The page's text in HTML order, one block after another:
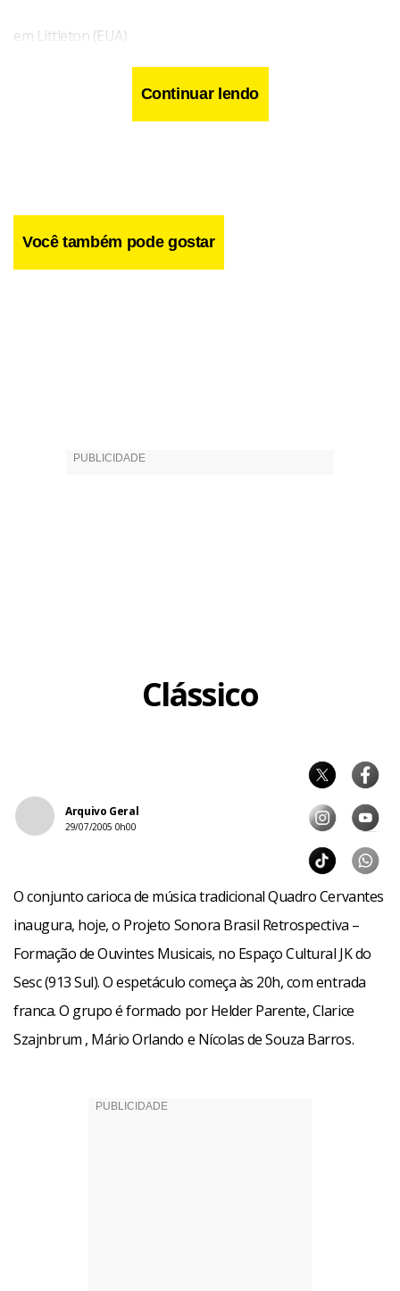
em Littleton (EUA).
Continuar lendo
Você também pode gostar
Clássico
Arquivo Geral
29/07/2005 0h00
O conjunto carioca de música tradicional Quadro Cervantes
inaugura, hoje, o Projeto Sonora Brasil Retrospectiva –
Formação de Ouvintes Musicais, no Espaço Cultural JK do
Sesc (913 Sul). O espetáculo começa às 20h, com entrada
franca. O grupo é formado por Helder Parente, Clarice
Szajnbrum , Mário Orlando e Nícolas de Souza Barros.